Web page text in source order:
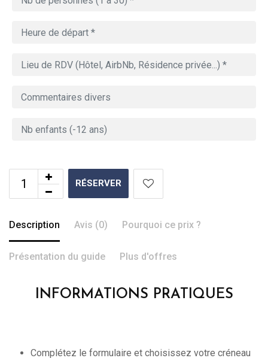
RÉSERVER
Description Avis (0) Pourquoi ce prix ?
Présentation du guide Plus d'offres
INFORMATIONS PRATIQUES
Complétez le formulaire et choisissez votre créneau